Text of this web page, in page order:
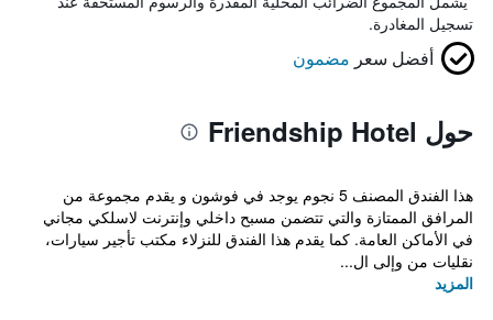
تسجيل المغادرة.
أفضل سعر مضمون
حول Friendship Hotel
هذا الفندق المصنف 5 نجوم يوجد في فوشون و يقدم مجموعة من
المرافق الممتازة والتي تتضمن مسبح داخلي وإنترنت لاسلكي مجاني
في الأماكن العامة. كما يقدم هذا الفندق للنزلاء مكتب تأجير سيارات،
نقليات من وإلى ال...
المزيد